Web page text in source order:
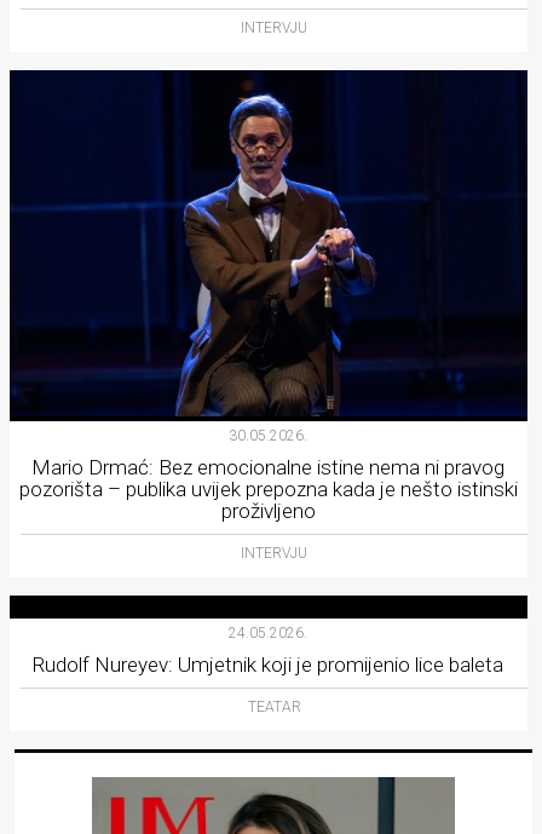
INTERVJU
30.05.2026.
Mario Drmać: Bez emocionalne istine nema ni pravog
pozorišta – publika uvijek prepozna kada je nešto istinski
proživljeno
INTERVJU
24.05.2026.
Rudolf Nureyev: Umjetnik koji je promijenio lice baleta
TEATAR